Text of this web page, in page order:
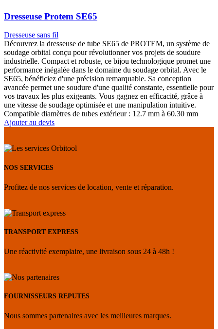
SE65, bénéficiez d'une précision remarquable. Sa conception
avancée permet une soudure d'une qualité constante, essentielle pour
une vitesse de soudage optimisée et une manipulation intuitive.
Compatible diamètres de tubes extérieur : 12.7 mm à 60.30 mm
Ajouter au devis
NOS SERVICES
Profitez de nos services de location, vente et réparation.
TRANSPORT EXPRESS
Une réactivité exemplaire, une livraison sous 24 à 48h !
FOURNISSEURS REPUTES
Nous sommes partenaires avec les meilleures marques.
REPARATEUR AGREE
Tous nos techniciens sont des professionnels formés.